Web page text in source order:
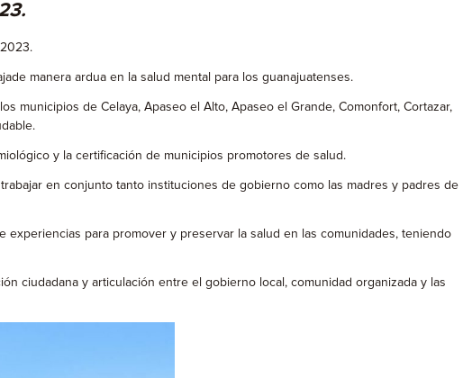
manera ardua en la salud mental para los guanajuatenses.
de Celaya, Apaseo el Alto, Apaseo el Grande, Comonfort, Cortazar,
y la certificación de municipios promotores de salud.
en conjunto tanto instituciones de gobierno como las madres y padres de
para promover y preservar la salud en las comunidades, teniendo
ciudadana y articulación entre el gobierno local, comunidad organizada y las